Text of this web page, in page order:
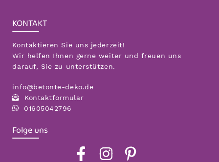
KONTAKT
Kontaktieren Sie uns jederzeit!
Wir helfen Ihnen gerne weiter und freuen uns
darauf, Sie zu unterstützen.
info@betonte-deko.de
Kontaktformular
01605042796
Folge uns